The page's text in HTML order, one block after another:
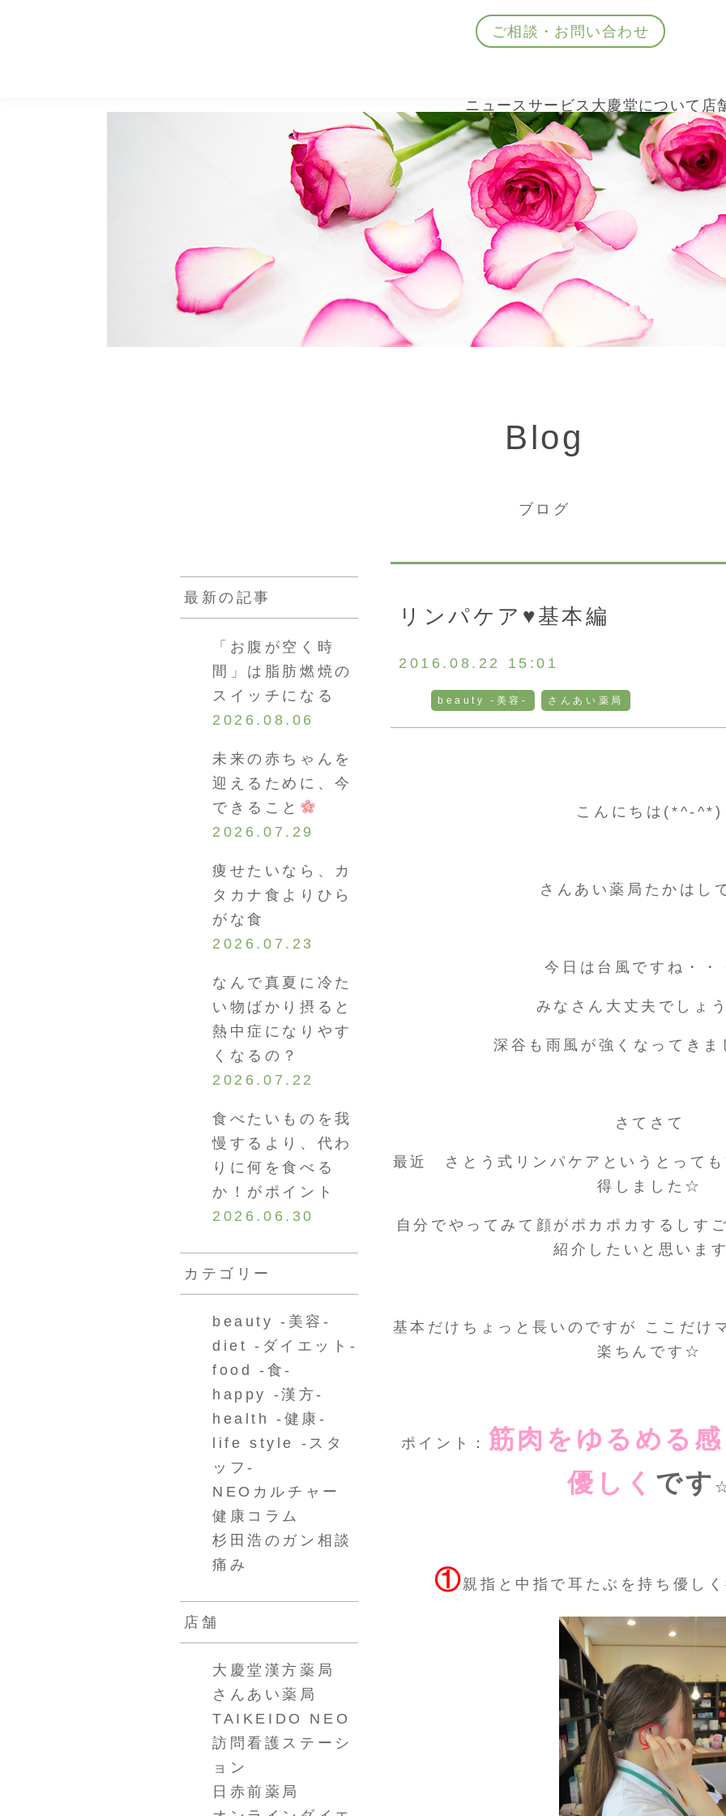
ご相談・お問い合わせ
ニュース サービス 大慶堂について 店
ニュース
サービス
大慶堂について
店舗案内
ご相談・お問い合わせ
Blog
ブログ
リンパケア♥基本編
2016.08.22 15:01
beauty -美容- さんあい薬局
こんにちは(*^-^*)
さんあい薬局たかはし
今日は台風ですね・
みなさん大丈夫でしょ
深谷も雨風が強くなってき
さてさて
最近 さとう式リンパケアというとって
得しました☆
自分でやってみて顔がポカポカするしす
紹介したいと思います
基本だけちょっと長いのですが ここだけ
楽ちんです☆
ポイント： 筋肉をゆるめる
優しく です
①親指と中指で耳たぶを持ち優し
最新の記事
「お腹が空く時
間」は脂肪燃焼の
スイッチになる
2026.08.06
未来の赤ちゃんを
迎えるために、今
できること
2026.07.29
痩せたいなら、カ
タカナ食よりひら
がな食
2026.07.23
なんで真夏に冷た
い物ばかり摂ると
熱中症になりやす
くなるの？
2026.07.22
食べたいものを我
慢するより、代わ
りに何を食べる
か！がポイント
2026.06.30
カテゴリー
beauty -美容-
diet -ダイエット-
food -食-
happy -漢方-
health -健康-
life style -スタ
ッフ-
NEOカルチャー
健康コラム
杉田浩のガン相談
痛み
店舗
大慶堂漢方薬局
さんあい薬局
TAIKEIDO NEO
訪問看護ステーシ
ョン
日赤前薬局